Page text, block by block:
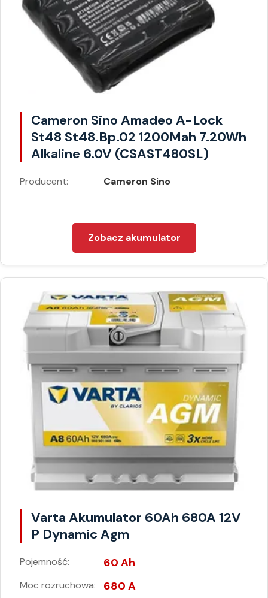
Cameron Sino Amadeo A-Lock
St48 St48.Bp.02 1200Mah 7.20Wh
Alkaline 6.0V (CSAST480SL)
Producent: Cameron Sino
Zobacz akumulator
Varta Akumulator 60Ah 680A 12V
P Dynamic Agm
Pojemność: 60 Ah
Moc rozruchowa: 680 A